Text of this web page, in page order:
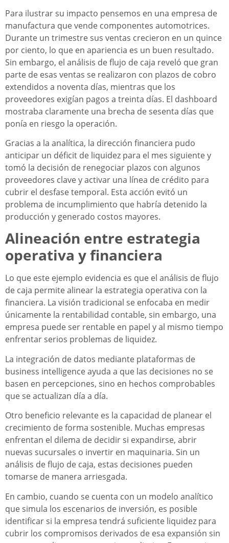
Para ilustrar su impacto pensemos en una empresa de
manufactura que vende componentes automotrices.
Durante un trimestre sus ventas crecieron en un quince
por ciento, lo que en apariencia es un buen resultado.
Sin embargo, el análisis de flujo de caja reveló que gran
parte de esas ventas se realizaron con plazos de cobro
extendidos a noventa días, mientras que los
proveedores exigían pagos a treinta días. El dashboard
mostraba claramente una brecha de sesenta días que
ponía en riesgo la operación.
Gracias a la analítica, la dirección financiera pudo
anticipar un déficit de liquidez para el mes siguiente y
tomó la decisión de renegociar plazos con algunos
proveedores clave y activar una línea de crédito para
cubrir el desfase temporal. Esta acción evitó un
problema de incumplimiento que habría detenido la
producción y generado costos mayores.
Alineación entre estrategia
operativa y financiera
Lo que este ejemplo evidencia es que el análisis de flujo
de caja permite alinear la estrategia operativa con la
financiera. La visión tradicional se enfocaba en medir
únicamente la rentabilidad contable, sin embargo, una
empresa puede ser rentable en papel y al mismo tiempo
enfrentar serios problemas de liquidez.
La integración de datos mediante plataformas de
business intelligence ayuda a que las decisiones no se
basen en percepciones, sino en hechos comprobables
que se actualizan día a día.
Otro beneficio relevante es la capacidad de planear el
crecimiento de forma sostenible. Muchas empresas
enfrentan el dilema de decidir si expandirse, abrir
nuevas sucursales o invertir en maquinaria. Sin un
análisis de flujo de caja, estas decisiones pueden
tomarse de manera arriesgada.
En cambio, cuando se cuenta con un modelo analítico
que simula los escenarios de inversión, es posible
identificar si la empresa tendrá suficiente liquidez para
cubrir los compromisos derivados de esa expansión sin